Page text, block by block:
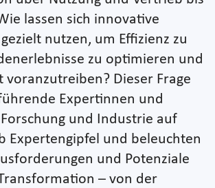
lassen sich innovative
nutzen, um Effizienz zu
zu optimieren und
voranzutreiben? Dieser Frage
Expertinnen und
und Industrie auf
Expertengipfel und beleuchten
und Potenziale
– von der